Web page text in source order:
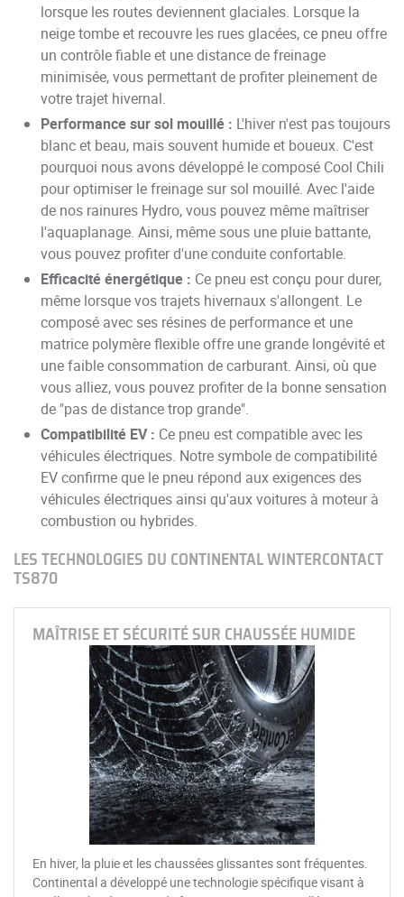
lorsque les routes deviennent glaciales. Lorsque la
neige tombe et recouvre les rues glacées, ce pneu offre
un contrôle fiable et une distance de freinage
minimisée, vous permettant de profiter pleinement de
votre trajet hivernal.
Performance sur sol mouillé : L'hiver n'est pas toujours
blanc et beau, mais souvent humide et boueux. C'est
pourquoi nous avons développé le composé Cool Chili
pour optimiser le freinage sur sol mouillé. Avec l'aide
de nos rainures Hydro, vous pouvez même maîtriser
l'aquaplanage. Ainsi, même sous une pluie battante,
vous pouvez profiter d'une conduite confortable.
Efficacité énergétique : Ce pneu est conçu pour durer,
même lorsque vos trajets hivernaux s'allongent. Le
composé avec ses résines de performance et une
matrice polymère flexible offre une grande longévité et
une faible consommation de carburant. Ainsi, où que
vous alliez, vous pouvez profiter de la bonne sensation
de "pas de distance trop grande".
Compatibilité EV : Ce pneu est compatible avec les
véhicules électriques. Notre symbole de compatibilité
EV confirme que le pneu répond aux exigences des
véhicules électriques ainsi qu'aux voitures à moteur à
combustion ou hybrides.
LES TECHNOLOGIES DU CONTINENTAL WINTERCONTACT
TS870
MAÎTRISE ET SÉCURITÉ SUR CHAUSSÉE HUMIDE
En hiver, la pluie et les chaussées glissantes sont fréquentes.
Continental a développé une technologie spécifique visant à